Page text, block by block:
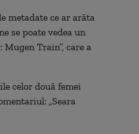
metadate ce ar arăta
se poate vedea un
Train”, care a
celor două femei
„Seara